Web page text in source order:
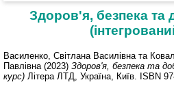
Здоров'я, безпека та
Василенко, Світлана Василівна та
Павлівна (2023) Здоров'я, безпека та
курс) Літера ЛТД, Україна, Київ. ISBN